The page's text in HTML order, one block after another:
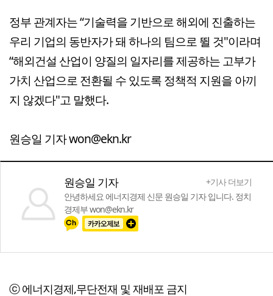
정부 관계자는 “기술력을 기반으로 해외에 진출하는
우리 기업의 동반자가 돼 하나의 팀으로 뛸 것"이라며
“해외건설 산업이 양질의 일자리를 제공하는 고부가
가치 산업으로 전환될 수 있도록 정책적 지원을 아끼
지 않겠다"고 말했다.
원승일 기자 won@ekn.kr
원승일 기자
+기사 더보기
안녕하세요 에너지경제 신문 원승일 기자 입니다. 정치
경제부 won@ekn.kr
ⓒ 에너지경제,무단전재 및 재배포 금지